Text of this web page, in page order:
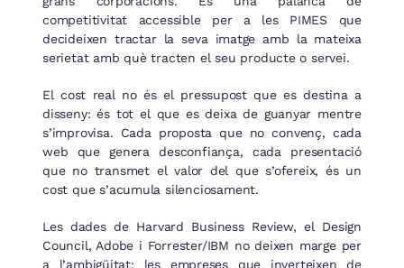
competitivitat accessible per a les PIMES que
decideixen tractar la seva imatge amb la mateixa
serietat amb què tracten el seu producte o servei.
El cost real no és el pressupost que es destina a
disseny: és tot el que es deixa de guanyar mentre
s’improvisa. Cada proposta que no convenç, cada
web que genera desconfiança, cada presentació
que no transmet el valor del que s’ofereix, és un
cost que s’acumula silenciosament.
Les dades de Harvard Business Review, el Design
Council, Adobe i Forrester/IBM no deixen marge per
a l’ambigüitat: les empreses que inverteixen de